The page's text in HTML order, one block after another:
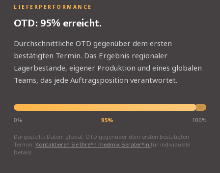
LIEFERPERFORMANCE
OTD: 95% erreicht.
Durchschnittliche OTD gegenüber dem ersten
bestätigten Termin. Das Ergebnis regionaler
Lagerbestände, eigener Produktion und eines globalen
Teams, das jede Auftragsposition verantwortet.
0% 95% 100%
Dargestellte Daten: global, OTD gegenüber dem ersten bestätigten
Termin. Kontaktieren Sie Ihre*n medmix Berater*in für individuelle
Details.